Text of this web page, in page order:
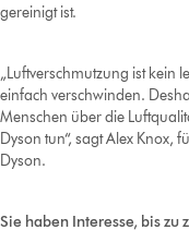
gereinigt ist.
„Luftverschmutzung ist kein
einfach verschwinden.
Menschen über die
Dyson tun“, sagt Alex
Dyson.
Sie haben Interesse, bis zu